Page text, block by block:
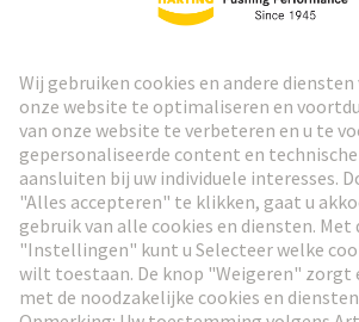
Ga naar registratie
Social Media